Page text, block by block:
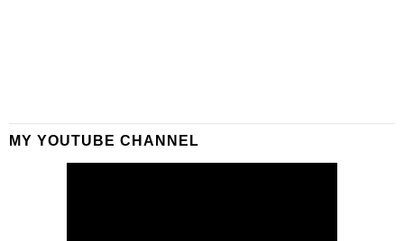
MY YOUTUBE CHANNEL